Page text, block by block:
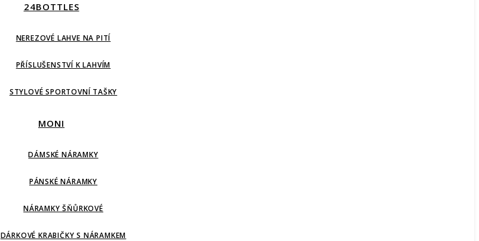
24BOTTLES
NEREZOVÉ LAHVE NA PITÍ
PŘÍSLUŠENSTVÍ K LAHVÍM
STYLOVÉ SPORTOVNÍ TAŠKY
MONI
DÁMSKÉ NÁRAMKY
PÁNSKÉ NÁRAMKY
NÁRAMKY ŠŇŮRKOVÉ
DÁRKOVÉ KRABIČKY S NÁRAMKEM